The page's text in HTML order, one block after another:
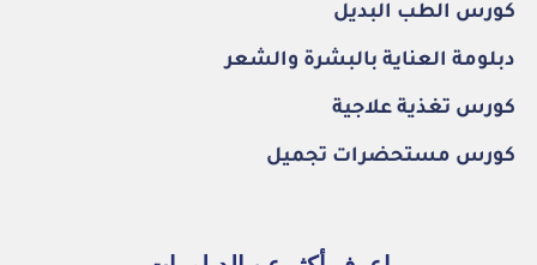
كورس الطب البديل
دبلومة العناية بالبشرة والشعر
كورس تغذية علاجية
كورس مستحضرات تجميل